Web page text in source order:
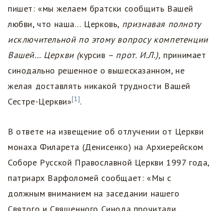
пишет: «мы желаем братски сообщить Вашей
любви, что наша… Церковь, признавая полноту
исключительной по этому вопросу компетенции
Вашей… Церкви (курсив – прот. И.Л.), принимает
синодально решенное о вышесказанном, не
желая доставлять никакой трудности Вашей
Сестре-Церкви»[1].
В ответе на извещение об отлучении от Церкви
монаха Филарета (Денисенко) на Архиерейском
Соборе Русской Православной Церкви 1997 года,
патриарх Варфоломей сообщает: «Мы с
должным вниманием на заседании нашего